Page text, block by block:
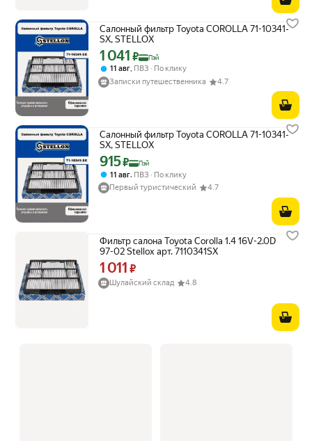
Салонный фильтр Toyota COROLLA 71-10341-
SX, STELLOX
Цена с картой Яндекс Пэй 1041 ₽ вместо
1 041 ₽ Пэй
11 авг ПВЗ
По клику
Записки путешественника
4.7
Салонный фильтр Toyota COROLLA 71-10341-
SX, STELLOX
Цена с картой Яндекс Пэй 915 ₽ вместо
915₽ Пэй
11 авг, ПВЗ
По клику
Первый туристический
4.7
Фильтр салона Toyota Corolla 1.4 16V-2.0D
97-02 Stellox арт. 7110341SX
Цена 1011 ₽ вместо
1 011 ₽
Шулайский склад 4.8